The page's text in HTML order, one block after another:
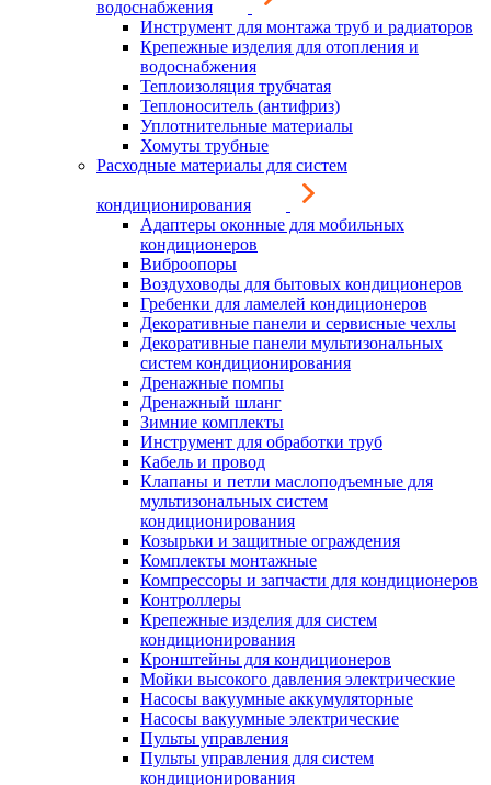
водоснабжения
Инструмент для монтажа труб и радиаторов
Крепежные изделия для отопления и
водоснабжения
Теплоизоляция трубчатая
Теплоноситель (антифриз)
Уплотнительные материалы
Хомуты трубные
Расходные материалы для систем
кондиционирования
Адаптеры оконные для мобильных
кондиционеров
Виброопоры
Воздуховоды для бытовых кондиционеров
Гребенки для ламелей кондиционеров
Декоративные панели и сервисные чехлы
Декоративные панели мультизональных
систем кондиционирования
Дренажные помпы
Дренажный шланг
Зимние комплекты
Инструмент для обработки труб
Кабель и провод
Клапаны и петли маслоподъемные для
мультизональных систем
кондиционирования
Козырьки и защитные ограждения
Комплекты монтажные
Компрессоры и запчасти для кондиционеров
Контроллеры
Крепежные изделия для систем
кондиционирования
Кронштейны для кондиционеров
Мойки высокого давления электрические
Насосы вакуумные аккумуляторные
Насосы вакуумные электрические
Пульты управления
Пульты управления для систем
кондиционирования